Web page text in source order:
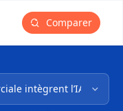
Comparer